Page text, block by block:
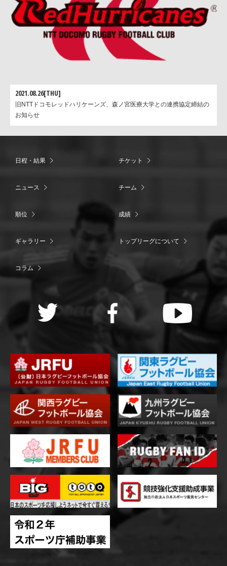
2021.08.26[THU]
旧NTTドコモレッドハリケーンズ、森ノ宮医療大学との連携協定締結の
お知らせ
日程・結果 チケット
ニュース チーム
順位 成績
ギャラリー トップリーグについて
コラム